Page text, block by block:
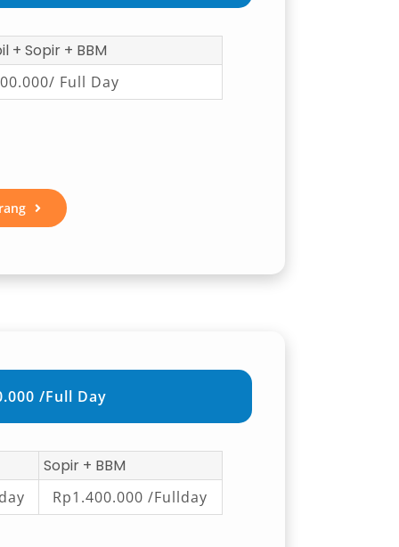
+ Sopir + BBM
Full Day
/Full Day
Sopir + BBM
Rp1.400.000 /Fullday